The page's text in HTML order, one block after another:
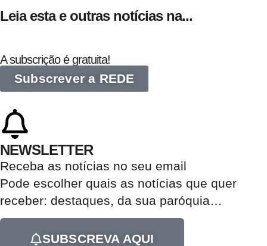
Leia esta e outras notícias na...
A subscrição é gratuita!
Subscrever a REDE
NEWSLETTER
Receba as notícias no seu email​
Pode escolher quais as notícias que quer
receber: destaques, da sua paróquia…
SUBSCREVA AQUI